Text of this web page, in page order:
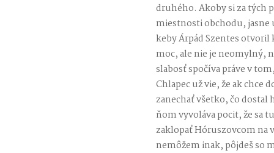
druhého. Akoby si za tých
miestnosti obchodu, jasne
keby Árpád Szentes otvoril
moc, ale nie je neomylný,
slabosť spočíva práve v
Chlapec už vie, že ak
zanechať všetko, čo dostal
ňom vyvoláva pocit, že sa
zaklopať Hóruszovcom na
nemôžem inak, pôjdeš so